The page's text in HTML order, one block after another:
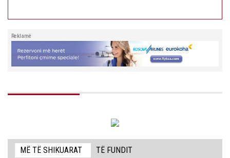
Reklamë
MË TË SHIKUARAT TË FUNDIT